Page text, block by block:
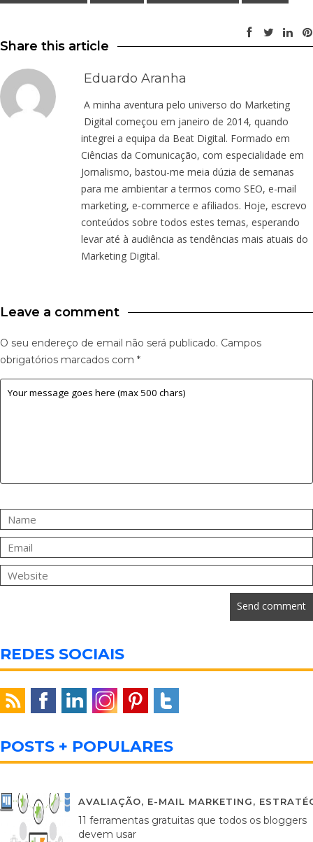
Share this article
Eduardo Aranha
A minha aventura pelo universo do Marketing
Digital começou em janeiro de 2014, quando
integrei a equipa da Beat Digital. Formado em
Ciências da Comunicação, com especialidade em
Jornalismo, bastou-me meia dúzia de semanas
para me ambientar a termos como SEO, e-mail
marketing, e-commerce e afiliados. Hoje, escrevo
conteúdos sobre todos estes temas, esperando
levar até à audiência as tendências mais atuais do
Marketing Digital.
Leave a comment
O seu endereço de email não será publicado. Campos
obrigatórios marcados com *
REDES SOCIAIS
POSTS + POPULARES
AVALIAÇÃO, E-MAIL MARKETING,
11 ferramentas gratuitas que todos os bloggers
devem usar